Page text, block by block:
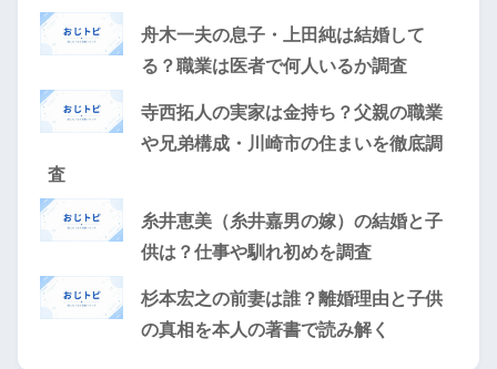
舟木一夫の息子・上田純は結婚して
る？職業は医者で何人いるか調査
寺西拓人の実家は金持ち？父親の職業
や兄弟構成・川崎市の住まいを徹底調
査
糸井恵美（糸井嘉男の嫁）の結婚と子
供は？仕事や馴れ初めを調査
杉本宏之の前妻は誰？離婚理由と子供
の真相を本人の著書で読み解く